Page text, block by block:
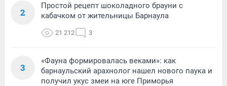
2
Простой рецепт шоколадного брауни с
кабачком от жительницы Барнаула
21 212 3
3
«Фауна формировалась веками»: как
барнаульский арахнолог нашел нового паука и
получил укус змеи на юге Приморья